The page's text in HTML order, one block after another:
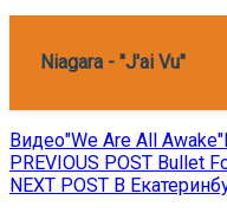
Niagara - "J'ai Vu"
Видео"We Are All Awake"
Навигация
по
PREVIOUS POST
post:
Bullet
NEXT POST Next
В